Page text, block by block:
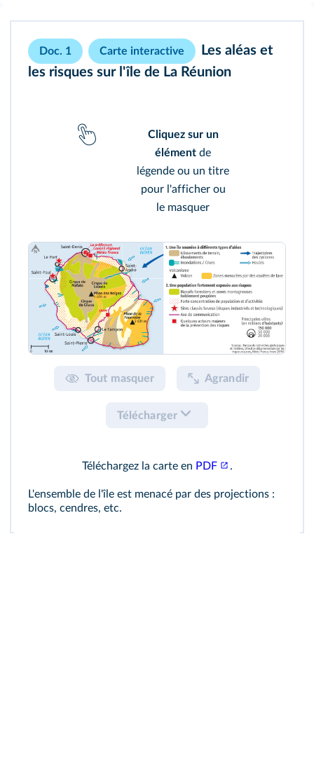
Doc. 1 Carte interactive
Les aléas et
les risques sur l'île de La Réunion
Cliquez sur un
élément de
légende ou un titre
pour l'afficher ou
le masquer
Tout masquer Agrandir
Télécharger
Téléchargez la carte en PDF .
L'ensemble de l'île est menacé par des projections :
blocs, cendres, etc.